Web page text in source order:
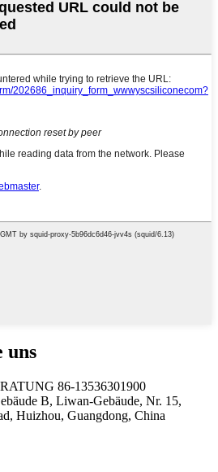
uns
86-13536301900
B, Liwan-Gebäude, Nr. 15,
Huizhou, Guangdong, China